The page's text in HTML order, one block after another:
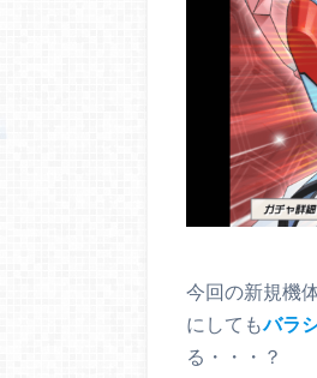
今回の新規機
にしてもバラ
る・・・？